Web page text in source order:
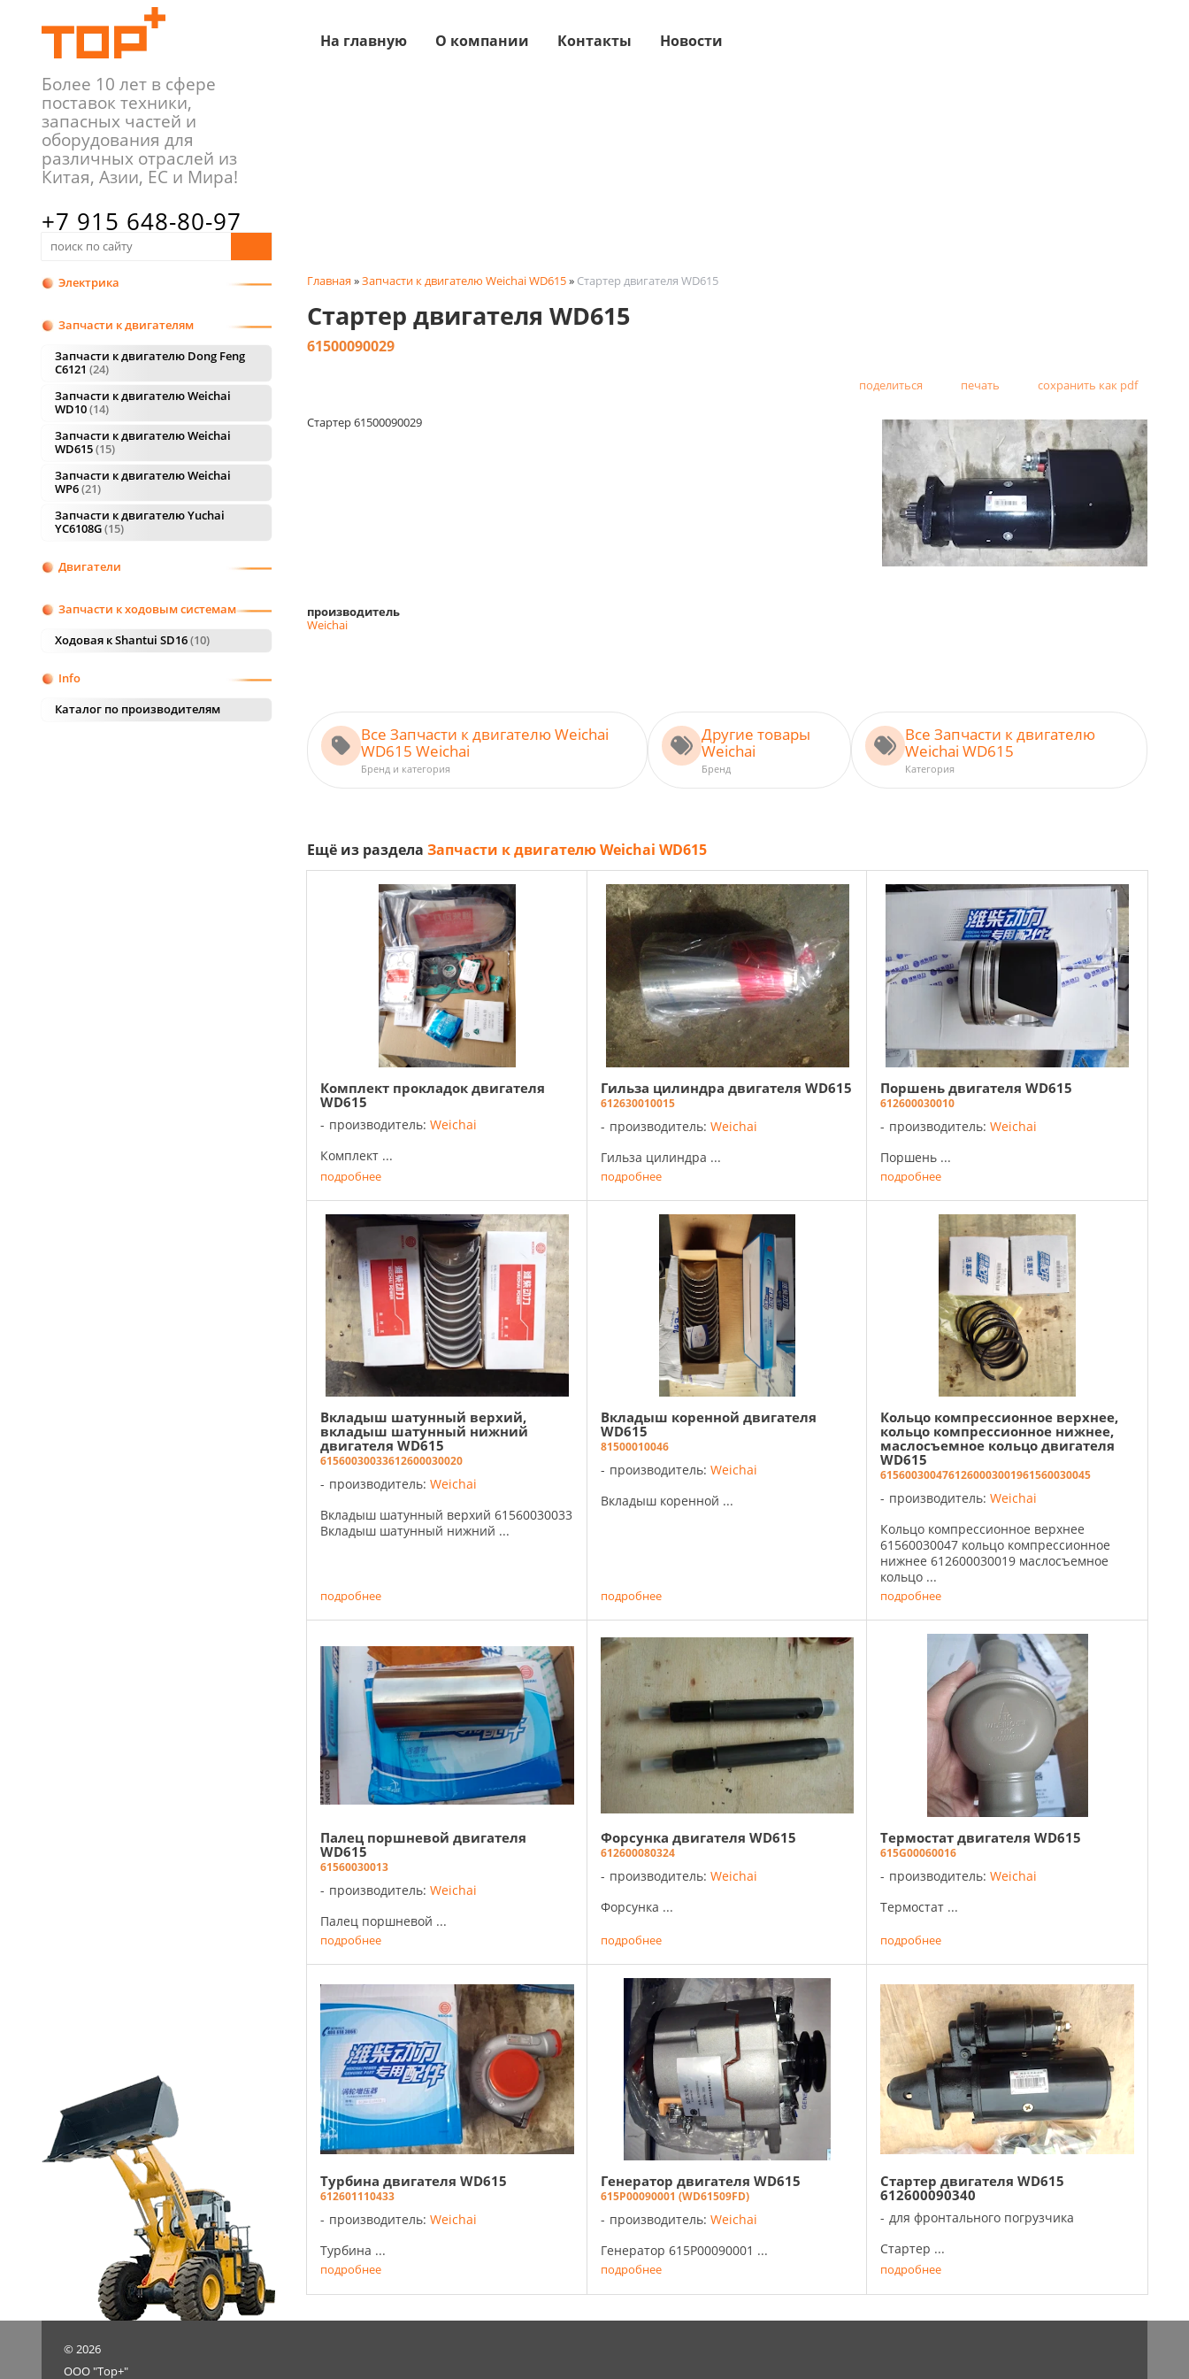
На главную О компании Контакты Новости
Более 10 лет в сфере
поставок техники,
запасных частей и
оборудования для
различных отраслей из
Китая, Азии, ЕС и Мира!
+7 915 648-80-97
+7 481 226-84-94
Электрика
Запчасти к двигателям
Запчасти к двигателю Dong Feng
C6121 24
Запчасти к двигателю Weichai
WD10 14
Запчасти к двигателю Weichai
WD615 15
Запчасти к двигателю Weichai
WP6 21
Запчасти к двигателю Yuchai
YC6108G 15
Двигатели
Запчасти к ходовым системам
Ходовая к Shantui SD16 10
Info
Каталог по производителям
Главная »Запчасти к двигателю Weichai WD615» Стартер двигателя WD615
Стартер двигателя WD615
61500090029
поделиться печать сохранить как pdf
Стартер 61500090029
производитель
Weichai
Все Запчасти к двигателю Weichai
WD615 Weichai
Бренд и категория
Другие товары
Weichai
Бренд
Все Запчасти к двигателю
Weichai WD615
Категория
Ещё из раздела Запчасти к двигателю Weichai WD615
Комплект прокладок двигателя
WD615
производитель: Weichai
Комплект ...
подробнее
Гильза цилиндра двигателя WD615
612630010015
производитель: Weichai
Гильза цилиндра ...
подробнее
Поршень двигателя WD615
612600030010
производитель:Weichai
Поршень ...
подробнее
Вкладыш шатунный верхий,
вкладыш шатунный нижний
двигателя WD615
61560030033612600030020
производитель: Weichai
Вкладыш шатунный верхий 61560030033
Вкладыш шатунный нижний ...
подробнее
Вкладыш коренной двигателя
WD615
81500010046
производитель: Weichai
Вкладыш коренной ...
подробнее
Кольцо компрессионное верхнее,
кольцо компрессионное нижнее,
маслосъемное кольцо двигателя
WD615
6156003004761260003001961560030045
производитель:Weichai
Кольцо компрессионное верхнее
61560030047 кольцо компрессионное
нижнее 612600030019 маслосъемное
кольцо ...
подробнее
Палец поршневой двигателя
WD615
61560030013
производитель: Weichai
Палец поршневой ...
подробнее
Форсунка двигателя WD615
612600080324
производитель: Weichai
Форсунка ...
подробнее
Термостат двигателя WD615
615G00060016
производитель:Weichai
Термостат ...
подробнее
Турбина двигателя WD615
612601110433
производитель: Weichai
Турбина ...
подробнее
Генератор двигателя WD615
615P00090001 (WD61509FD)
производитель: Weichai
Генератор 615P00090001 ...
подробнее
Стартер двигателя WD615
612600090340
для фронтального погрузчика
Стартер ...
подробнее
©2026
ООО "Тор+"